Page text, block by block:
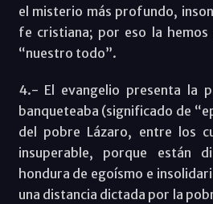
el misterio más profundo,
fe cristiana; por eso la
“nuestro todo”.
4.- El evangelio presenta la
banqueteaba (significado de
del pobre Lázaro, entre los
insuperable, porque están
hondura de egoísmo e
una distancia dictada por la